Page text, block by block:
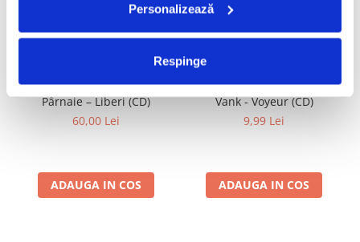
Personalizează
Respinge
FRECVENT CUMPARATE
IMPREUNA
Pârnaie – Liberi (CD)
60,00 Lei
ADAUGA IN COS
Vank - Voyeur (CD)
9,99 Lei
ADAUGA IN COS